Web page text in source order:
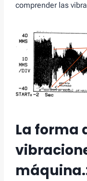
comprender las
La forma